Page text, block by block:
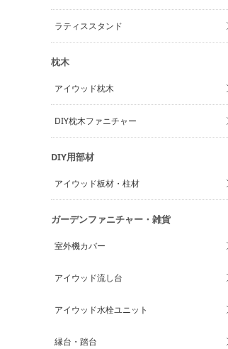
ラティススタンド
枕木
アイウッド枕木
DIY枕木ファニチャー
DIY用部材
アイウッド板材・柱材
ガーデンファニチャー・雑貨
室外機カバー
アイウッド流し台
アイウッド水栓ユニット
縁台・踏台